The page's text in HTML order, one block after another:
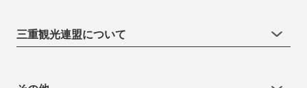
三重観光連盟について